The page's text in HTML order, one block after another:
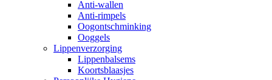
Anti-wallen
Anti-rimpels
Oogontschminking
Ooggels
Lippenverzorging
Lippenbalsems
Koortsblaasjes